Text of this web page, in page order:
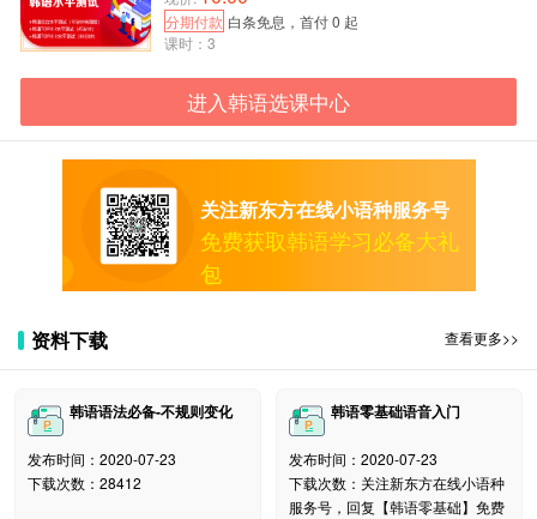
26019721。
6. 存在下列情况之一的考生将不得进入校园：1)仍在隔离治
疗的确诊、疑似病例或无症状感染者、隔离期未满的密切接
触者、健康码非绿色;2)体温检测≥37.3度，在临时医学观察
点适当休息后，使用水银体温计复测体温仍然≥37.3度;3)未
7. 考生在进入考试区域以及考试过程中须全程佩戴一次性医
用口罩，仅允许考生在身份验证时摘下口罩。
8. 考生在测温、候考、离场期间均须保持一米社交距离，严
通道尽快离校，切勿逗留。
试的考生，请在考试前3天和本考点联系，多方评估后再确
定能否进校参加考试，联系电话0755-26019721;所有考生
务必选择从低风险地区的机场、高铁站、火车站来深，避免
途径中高风险地区。
分期付款 白条免息，首付 0 起
课时：3
进入韩语选课中心
关注新东方在线小语种服务号
免费获取韩语学习必备大礼
包
资料下载 查看更多>>
韩语语法必备-不规则变化
发布时间：2020-07-23
下载次数：28412
韩语零基础语音入门
发布时间：2020-07-23
下载次数：关注新东方在线小语种
服务号，回复【韩语零基础】免费